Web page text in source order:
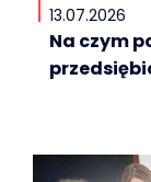
13.07.2026
Na czym